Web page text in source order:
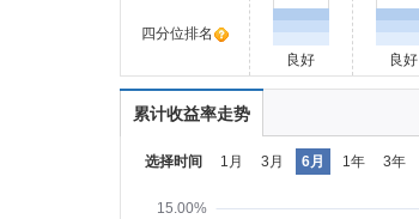
四分位排名
良好
良好
累计收益率走势
选择时间 1月 3月 6月 1年 3年
15.00%